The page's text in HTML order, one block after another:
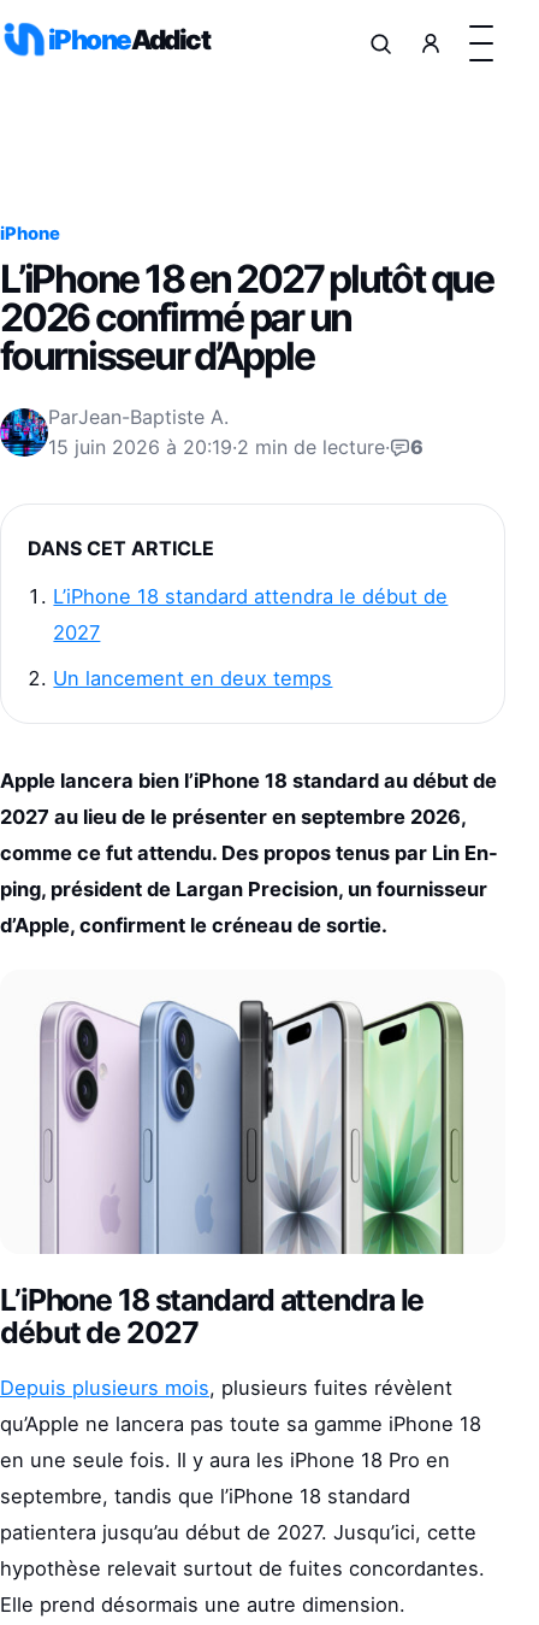
iPhoneAddict
iPhone
L’iPhone 18 en 2027 plutôt que
2026 confirmé par un
fournisseur d’Apple
ParJean-Baptiste A.
15 juin 2026 à 20:19·2 min de lecture· 6
DANS CET ARTICLE
L’iPhone 18 standard attendra le début de
2027
Un lancement en deux temps
Apple lancera bien l’iPhone 18 standard au début de
2027 au lieu de le présenter en septembre 2026,
comme ce fut attendu. Des propos tenus par Lin En-
ping, président de Largan Precision, un fournisseur
d’Apple, confirment le créneau de sortie.
L’iPhone 18 standard attendra le
début de 2027
Depuis plusieurs mois, plusieurs fuites révèlent
qu’Apple ne lancera pas toute sa gamme iPhone 18
en une seule fois. Il y aura les iPhone 18 Pro en
septembre, tandis que l’iPhone 18 standard
patientera jusqu’au début de 2027. Jusqu’ici, cette
hypothèse relevait surtout de fuites concordantes.
Elle prend désormais une autre dimension.